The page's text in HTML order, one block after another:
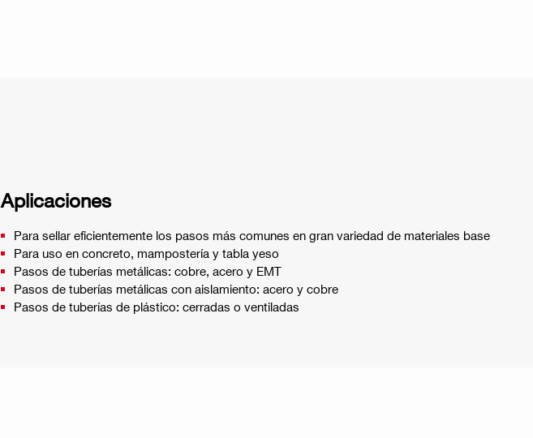
Aplicaciones
Para sellar eficientemente los pasos más comunes en gran variedad de materiales base
Para uso en concreto, mampostería y tabla yeso
Pasos de tuberías metálicas: cobre, acero y EMT
Pasos de tuberías metálicas con aislamiento: acero y cobre
Pasos de tuberías de plástico: cerradas o ventiladas